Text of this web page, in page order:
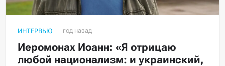
ИНТЕРВЬЮ
Иеромонах Иоанн: «Я отрицаю
любой национализм: и украинский,